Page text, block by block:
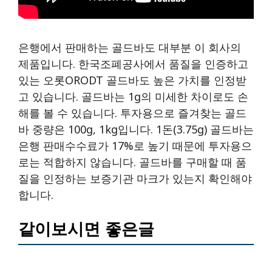
은행에서 판매하는 골드바도 대부분 이 회사의
제품입니다. 한국조폐공사에서 품질을 인증하고
있는 오롯ORODT 골드바도 높은 가치를 인정받
고 있습니다. 골드바는 1g의 미세한 차이로도 손
해를 볼 수 있습니다. 투자용으로 즐겨찾는 골드
바 중량은 100g, 1kg입니다. 1돈(3.75g) 골드바는
은행 판매수수료가 17%로 높기 때문에 투자용으
로는 적합하지 않습니다. 골드바를 구매할 때 품
질을 인정하는 보증기관 마크가 있는지 확인해야
합니다.
같이보시면 좋은글